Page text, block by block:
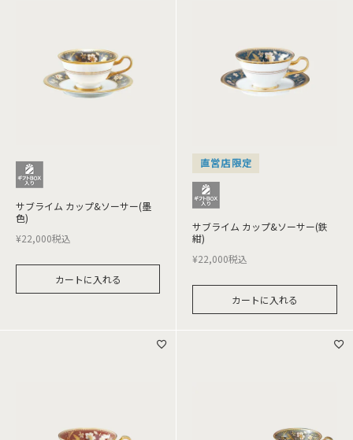
サブライム カップ&ソーサー(墨
色)
¥22,000税込
カートに入れる
直営店限定
サブライム カップ&ソーサー(鉄
紺)
¥22,000税込
カートに入れる